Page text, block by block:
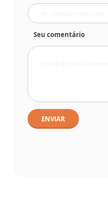
Seu comentário
ENVIAR